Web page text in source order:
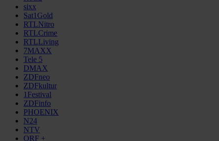
sixx
Sat1Gold
RTLNitro
RTLCrime
RTLLiving
7MAXX
Tele 5
DMAX
ZDFneo
ZDFkultur
1Festival
ZDFinfo
PHOENIX
N24
NTV
ORF +